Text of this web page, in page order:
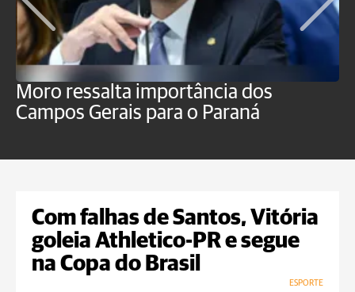
Moro ressalta importância dos
Campos Gerais para o Paraná
Com falhas de Santos, Vitória
goleia Athletico-PR e segue
na Copa do Brasil
ESPORTE